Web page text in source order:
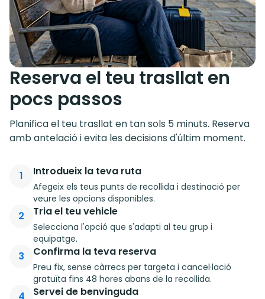
Reserva el teu trasllat en
pocs passos
Planifica el teu trasllat en tan sols 5 minuts. Reserva
amb antelació i evita les decisions d'últim moment.
1 Introdueix la teva ruta
Afegeix els teus punts de recollida i destinació per
veure les opcions disponibles.
2 Tria el teu vehicle
Selecciona l'opció que s'adapti al teu grup i
equipatge.
3 Confirma la teva reserva
Preu fix, sense càrrecs per targeta i cancel·lació
gratuïta fins 48 hores abans de la recollida.
Servei de benvinguda